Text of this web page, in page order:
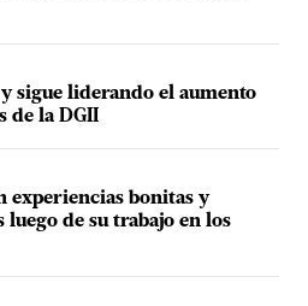
y sigue liderando el aumento
de la DGII
experiencias bonitas y
luego de su trabajo en los